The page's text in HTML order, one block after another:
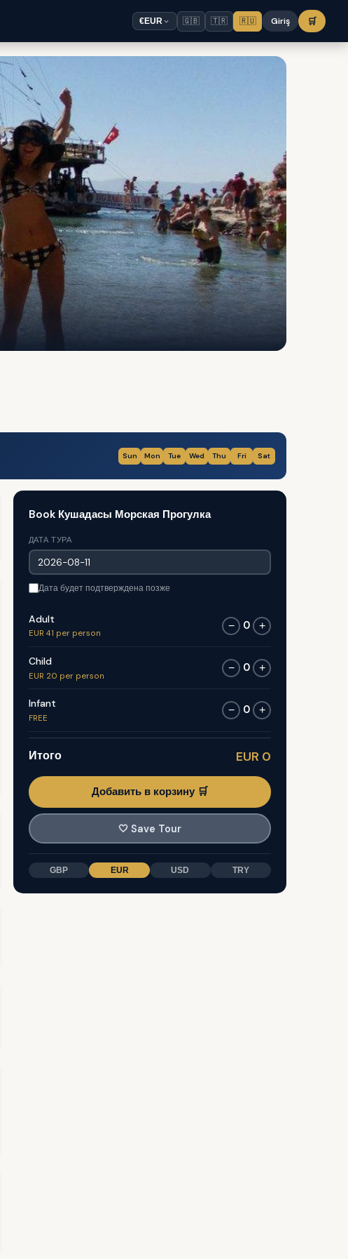
€EUR 🇬🇧 🇹🇷 🇷🇺 Giriş 🛒
Sun Mon Tue Wed Thu Fri Sat
Book Кушадасы Морская Прогулка
ДАТА ТУРА
Дата будет подтверждена позже
Adult
EUR 41 per person
− 0 +
Child
EUR 20 per person
− 0 +
Infant
FREE
− 0 +
Итого EUR 0
Добавить в корзину 🛒
🤍 Save Tour
GBP EUR USD TRY